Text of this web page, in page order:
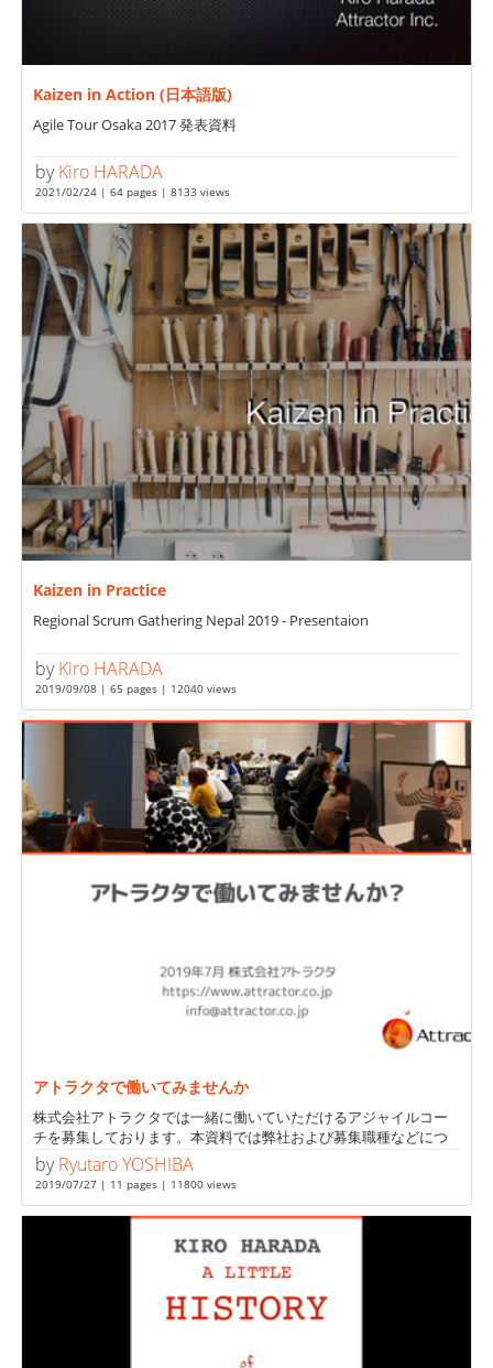
Kaizen in Action (日本語版)
Agile Tour Osaka 2017 発表資料
byKiro HARADA
2021/02/24 | 64 pages | 8133 views
Kaizen in Practice
Regional Scrum Gathering Nepal 2019 - Presentaion
byKiro HARADA
2019/09/08 | 65 pages | 12040 views
アトラクタで働いてみませんか
株式会社アトラクタでは一緒に働いていただけるアジャイルコー
チを募集しております。本資料では弊社および募集職種などにつ
いて簡単に説明します。ご不明な点などあ...
byRyutaro YOSHIBA
2019/07/27 | 11 pages | 11800 views